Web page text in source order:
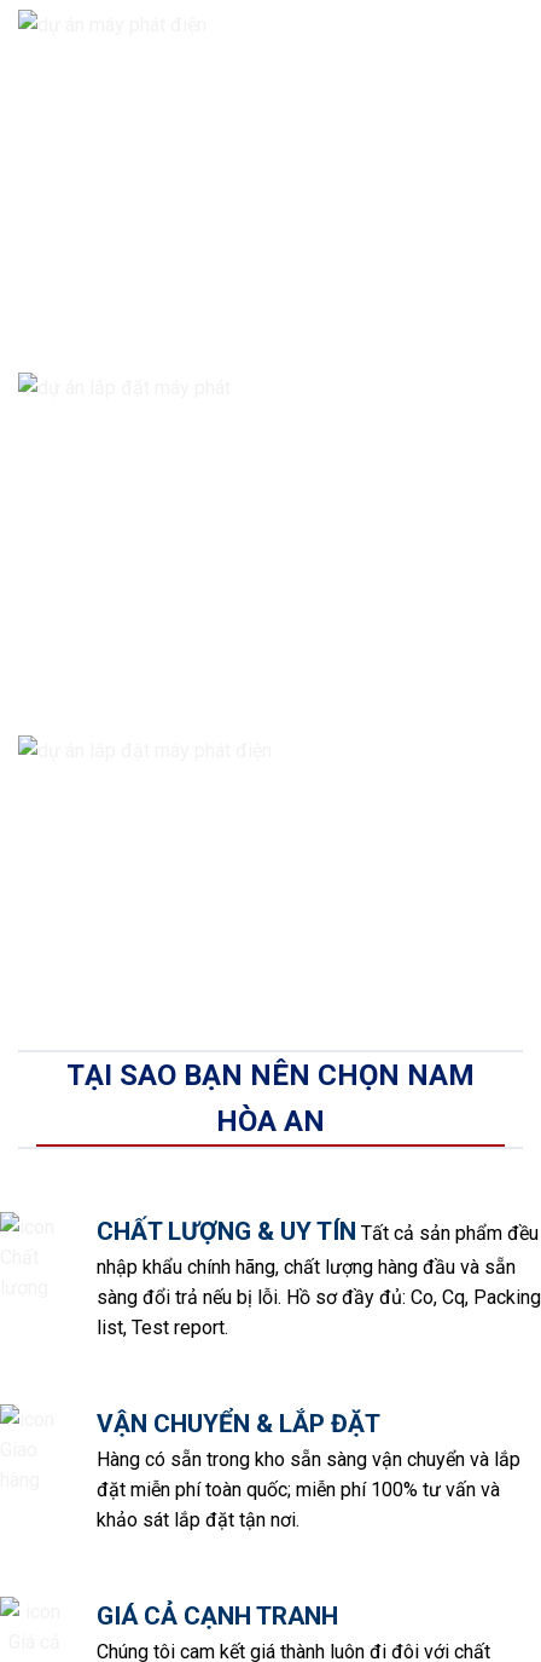
TẠI SAO BẠN NÊN CHỌN NAM
HÒA AN
CHẤT LƯỢNG & UY TÍN Tất cả sản phẩm đều
nhập khẩu chính hãng, chất lượng hàng đầu và sẵn
sàng đổi trả nếu bị lỗi. Hồ sơ đầy đủ: Co, Cq, Packing
list, Test report.
VẬN CHUYỂN & LẮP ĐẶT
Hàng có sẵn trong kho sẵn sàng vận chuyển và lắp
đặt miễn phí toàn quốc; miễn phí 100% tư vấn và
khảo sát lắp đặt tận nơi.
GIÁ CẢ CẠNH TRANH
Chúng tôi cam kết giá thành luôn đi đôi với chất